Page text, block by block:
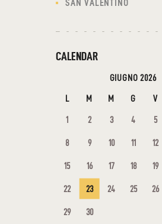
SAN VALENTINO
CALENDAR
GIUGNO 2026
L M M G V
1 2 3 4 5
8 9 10 11 12
15 16 17 18 19
22 23 24 25 26
29 30